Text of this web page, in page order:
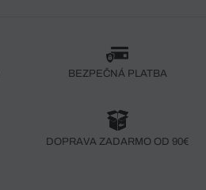
BEZPEČNÁ PLATBA
DOPRAVA ZADARMO OD 90€